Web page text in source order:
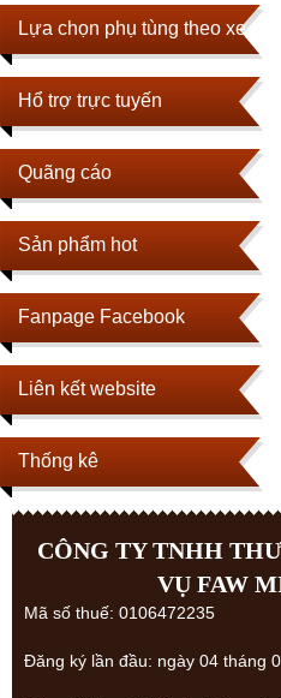
Lựa chọn phụ tùng theo xe
Hổ trợ trực tuyến
Quãng cáo
Sản phẩm hot
Fanpage Facebook
Liên kết website
Thống kê
CÔNG TY TNHH
VỤ FAW
Mã số thuế: 0106472235
Đăng ký lần đầu: ngày 04 tháng